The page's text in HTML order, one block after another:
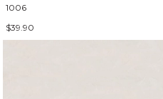
1006
$39.90